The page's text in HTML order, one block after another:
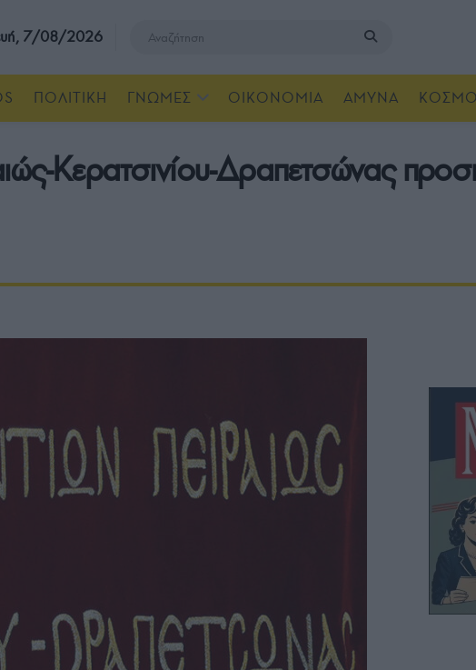
7/08/2026
ΠΟΛΙΤΙΚΗ ΓΝΩΜΕΣ ΟΙΚΟΝΟΜΙΑ ΑΜΥΝΑ
Κερατσινίου-Δραπετσώνας